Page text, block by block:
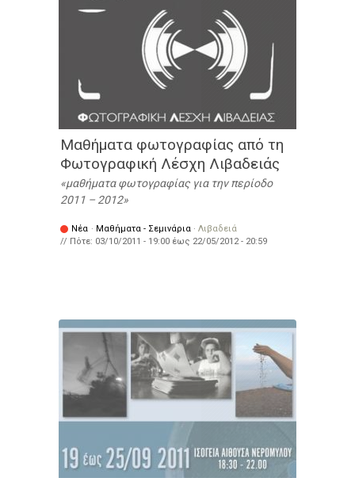
Μαθήματα φωτογραφίας από τη
Φωτογραφική Λέσχη Λιβαδειάς
μαθήματα φωτογραφίας για την περίοδο
2011 – 2012
Νέα · Μαθήματα - Σεμινάρια · Λιβαδειά
// Πότε: 03/10/2011 - 19:00 έως 22/05/2012 - 20:59